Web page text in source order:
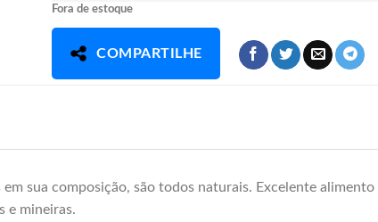
Fora de estoque
COMPARTILHE
sua composição, são todos naturais. Excelente alimento
e mineiras.